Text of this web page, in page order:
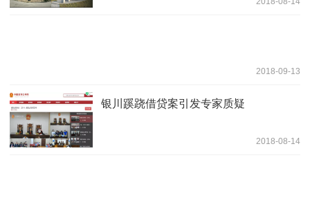
2018-09-13
银川蹊跷借贷案引发专家质疑
2018-08-14